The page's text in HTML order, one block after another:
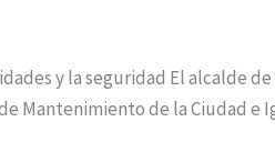
y la seguridad El alcalde
Mantenimiento de la Ciudad e